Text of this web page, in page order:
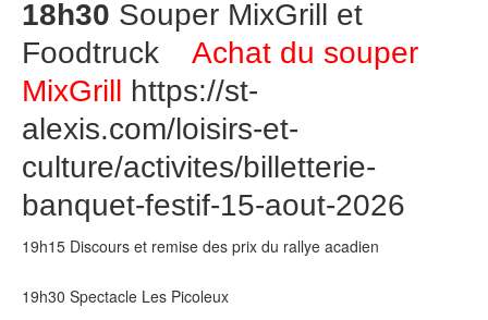
18h30 Souper MixGrill et
Foodtruck Achat du souper
MixGrill https://st-
alexis.com/loisirs-et-
culture/activites/billetterie-
banquet-festif-15-aout-2026
19h15 Discours et remise des prix du rallye acadien
19h30 Spectacle Les Picoleux